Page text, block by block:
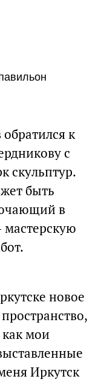
к
с
скульптур.
быть
в
мастерскую
новое
мои
Иркутск